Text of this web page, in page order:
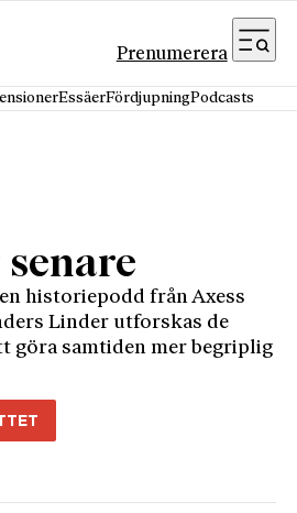
Prenumerera
EssäerFördjupningPodcasts
historiepodd från Axess
Linder utforskas de
göra samtiden mer begriplig